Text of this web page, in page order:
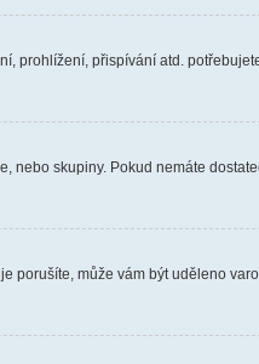
prohlížení, přispívání atd.
skupiny. Pokud nemáte
porušíte, může vám být uděleno